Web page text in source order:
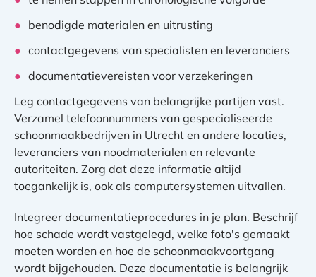
benodigde materialen en uitrusting
contactgegevens van specialisten en leveranciers
documentatievereisten voor verzekeringen
Leg contactgegevens van belangrijke partijen vast.
Verzamel telefoonnummers van gespecialiseerde
schoonmaakbedrijven in Utrecht en andere locaties,
leveranciers van noodmaterialen en relevante
autoriteiten. Zorg dat deze informatie altijd
toegankelijk is, ook als computersystemen uitvallen.
Integreer documentatieprocedures in je plan. Beschrijf
hoe schade wordt vastgelegd, welke foto's gemaakt
moeten worden en hoe de schoonmaakvoortgang
wordt bijgehouden. Deze documentatie is belangrijk